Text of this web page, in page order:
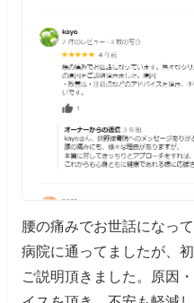
腰の痛みでお世話になっ
病院に通ってましたが、
ご説明頂きました。原因